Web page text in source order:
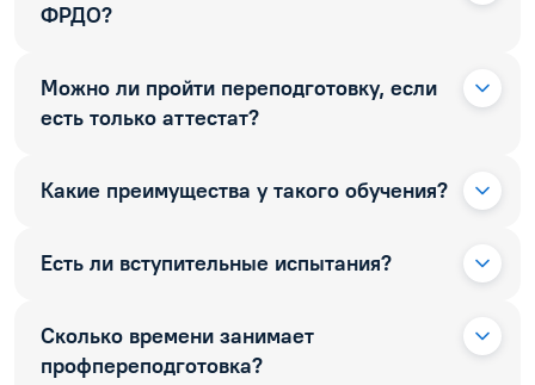
ФРДО?
Можно ли пройти переподготовку, если
есть только аттестат?
Какие преимущества у такого обучения?
Есть ли вступительные испытания?
Сколько времени занимает
профпереподготовка?